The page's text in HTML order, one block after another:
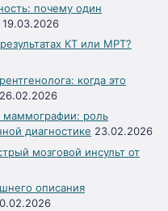
почему один
19.03.2026
КТ или МРТ?
когда это
26.02.2026
маммографии: роль
диагностике 23.02.2026
мозговой инсульт от
описания